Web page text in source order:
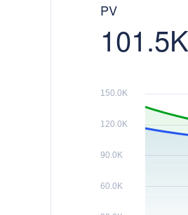
PV
101.5K